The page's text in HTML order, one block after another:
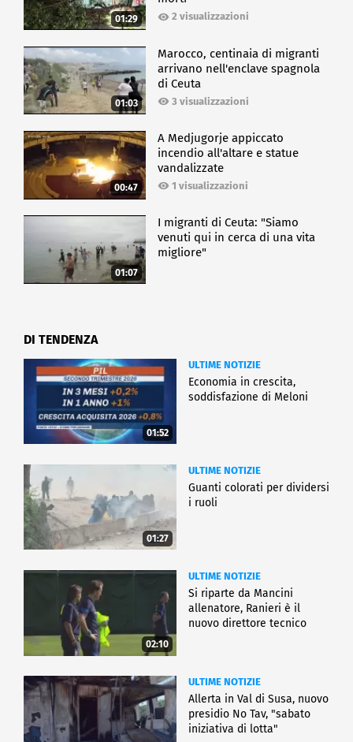
01:29 2 visualizzazioni
01:03
Marocco, centinaia di migranti
arrivano nell'enclave spagnola
di Ceuta
3 visualizzazioni
00:47
A Medjugorje appiccato
incendio all'altare e statue
vandalizzate
1 visualizzazioni
01:07
I migranti di Ceuta: "Siamo
venuti qui in cerca di una vita
migliore"
DI TENDENZA
01:52
ULTIME NOTIZIE
Economia in crescita,
soddisfazione di Meloni
01:27
ULTIME NOTIZIE
Guanti colorati per dividersi
i ruoli
02:10
ULTIME NOTIZIE
Si riparte da Mancini
allenatore, Ranieri è il
nuovo direttore tecnico
ULTIME NOTIZIE
Allerta in Val di Susa, nuovo
presidio No Tav, "sabato
iniziativa di lotta"